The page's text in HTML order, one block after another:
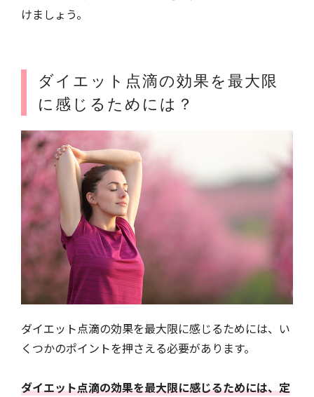
けましょう。
ダイエット点滴の効果を最大限
に感じるためには？
ダイエット点滴の効果を最大限に感じるためには、い
くつかのポイントを押さえる必要があります。
ダイエット点滴の効果を最大限に感じるためには、定